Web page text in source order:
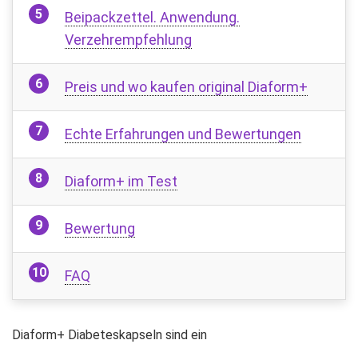
Beipackzettel. Anwendung.
Verzehrempfehlung
Preis und wo kaufen original Diaform+
Echte Erfahrungen und Bewertungen
Diaform+ im Test
Bewertung
FAQ
Diaform+ Diabeteskapseln sind ein